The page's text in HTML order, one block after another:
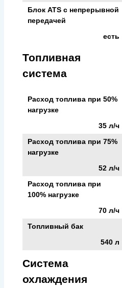
Блок ATS с непрерывной
передачей
есть
Топливная
система
Расход топлива при 50%
нагрузке
35 л/ч
Расход топлива при 75%
нагрузке
52 л/ч
Расход топлива при
100% нагрузке
70 л/ч
Топливный бак
540 л
Система
охлаждения